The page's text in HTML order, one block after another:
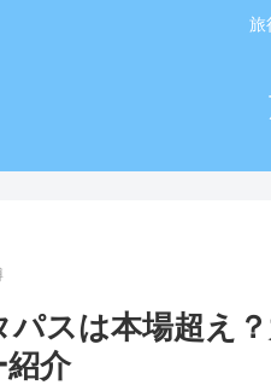
旅
スは本場超え？
介